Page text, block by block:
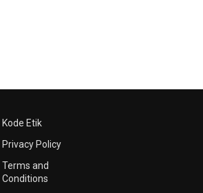
Kode Etik
Privacy Policy
Terms and
Conditions